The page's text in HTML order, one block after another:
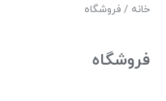
خانه / فروشگاه
فروشگاه